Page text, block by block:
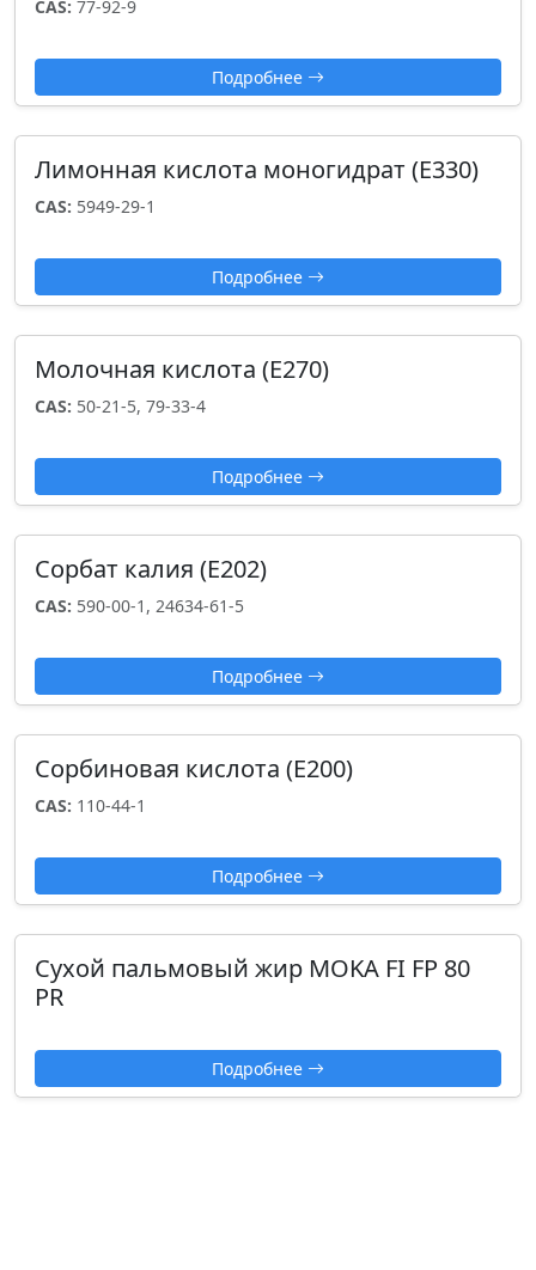
CAS: 77-92-9
Подробнее
Лимонная кислота моногидрат (Е330)
CAS: 5949-29-1
Подробнее
Молочная кислота (E270)
CAS: 50-21-5, 79-33-4
Подробнее
Сорбат калия (Е202)
CAS: 590-00-1, 24634-61-5
Подробнее
Сорбиновая кислота (Е200)
CAS: 110-44-1
Подробнее
Сухой пальмовый жир MOKA FI FP 80
PR
Подробнее